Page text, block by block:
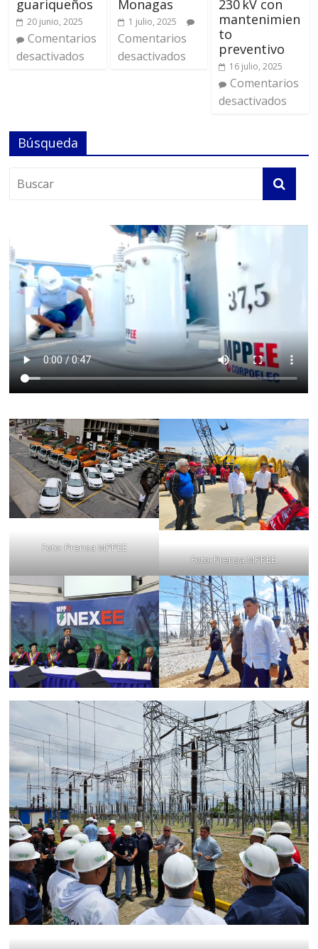
guariqueños
20 junio, 2025
Comentarios
desactivados
Monagas
1 julio, 2025
Comentarios
desactivados
230 kV con
mantenimien
to
preventivo
16 julio, 2025
Comentarios
desactivados
Búsqueda
Foto: Prensa MPPEE
Foto: Prensa MPPEE